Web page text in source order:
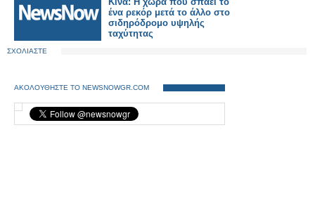
ένα ρεκόρ μετά το άλλο στο
σιδηρόδρομο υψηλής
ταχύτητας
ΣΧΟΛΙΑΣΤΕ
ΑΚΟΛΟΥΘΗΣΤΕ ΤΟ NEWSNOWGR.COM